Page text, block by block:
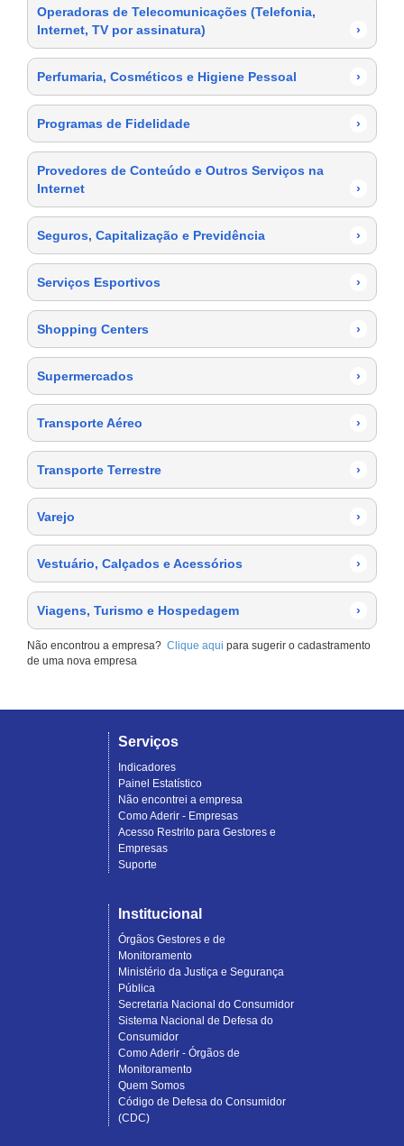
Operadoras de Telecomunicações (Telefonia,
Internet, TV por assinatura)
›
Perfumaria, Cosméticos e Higiene Pessoal ›
Programas de Fidelidade ›
Provedores de Conteúdo e Outros Serviços na
Internet
›
Seguros, Capitalização e Previdência ›
Serviços Esportivos ›
Shopping Centers ›
Supermercados ›
Transporte Aéreo ›
Transporte Terrestre ›
Varejo ›
Vestuário, Calçados e Acessórios ›
Viagens, Turismo e Hospedagem ›
Não encontrou a empresa? Clique aqui para sugerir o cadastramento
de uma nova empresa
Serviços
Indicadores
Painel Estatístico
Não encontrei a empresa
Como Aderir - Empresas
Acesso Restrito para Gestores e
Empresas
Suporte
Institucional
Órgãos Gestores e de
Monitoramento
Ministério da Justiça e Segurança
Pública
Secretaria Nacional do Consumidor
Sistema Nacional de Defesa do
Consumidor
Como Aderir - Órgãos de
Monitoramento
Quem Somos
Código de Defesa do Consumidor
(CDC)